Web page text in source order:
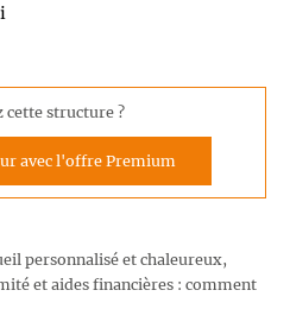
cette structure ?
avec l'offre Premium
personnalisé et chaleureux,
et aides financières : comment